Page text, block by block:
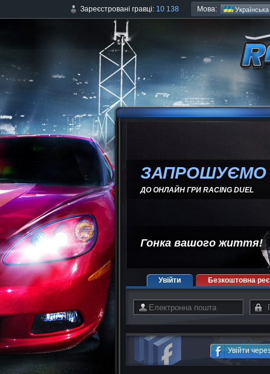
Зареєстровані гравці: 10 138 Мова: Українська
ЗАПРОШУЄМО
ДО ОНЛАЙН ГРИ RACING DUEL
Гонка вашого життя!
Увійти Безкоштовна
Увійти